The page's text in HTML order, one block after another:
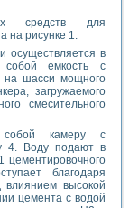
средств для
на рисунке 1.
осуществляется в
собой емкость с
на шасси мощного
загружаемого
смесительного
собой камеру с
4. Воду подают в
благодаря
влиянием высокой
цемента с водой